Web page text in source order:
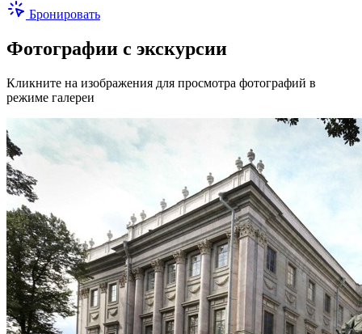
Бронировать
Фотографии с экскурсии
Кликните на изображения для просмотра фотографий в
режиме галереи